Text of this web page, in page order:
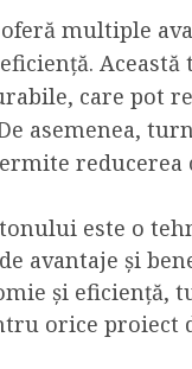
multiple
care pot
asemenea,
este o
avantaje și
și eficiență,
orice proiect